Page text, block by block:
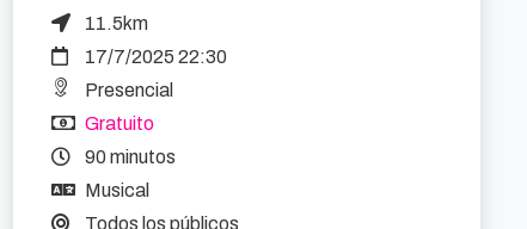
11.5km
17/7/2025 22:30
Presencial
Gratuito
90 minutos
Musical
Todos los públicos